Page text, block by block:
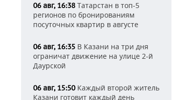
06 авг, 16:38 Татарстан в топ-5
регионов по бронированиям
посуточных квартир в августе
06 авг, 16:35 В Казани на три дня
ограничат движение на улице 2-й
Даурской
06 авг, 15:50Каждый второй житель
Казани готовит каждый день